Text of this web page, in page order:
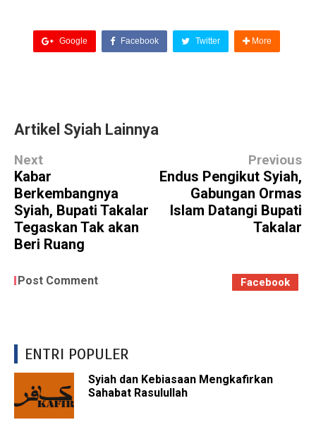
Google Facebook Twitter More
Artikel Syiah Lainnya
Next
Kabar
Berkembangnya
Syiah, Bupati Takalar
Tegaskan Tak akan
Beri Ruang
Previous
Endus Pengikut Syiah,
Gabungan Ormas
Islam Datangi Bupati
Takalar
Post Comment Facebook
ENTRI POPULER
Syiah dan Kebiasaan Mengkafirkan
Sahabat Rasulullah